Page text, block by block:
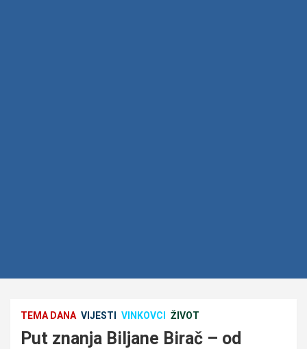
TEMA DANA VIJESTI VINKOVCI ŽIVOT
Put znanja Biljane Birač – od